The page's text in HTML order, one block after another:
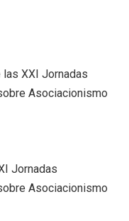
XXI Jornadas
Asociacionismo
Jornadas
Asociacionismo